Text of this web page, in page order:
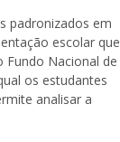
padronizados em
escolar que
Fundo Nacional de
os estudantes
analisar a